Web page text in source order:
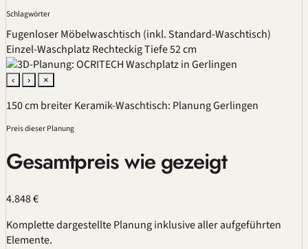
Schlagwörter
Fugenloser Möbelwaschtisch (inkl. Standard-Waschtisch)
Einzel-WaschplatzRechteckigTiefe 52 cm
‹ › ×
150 cm breiter Keramik-Waschtisch: Planung Gerlingen
Preis dieser Planung
Gesamtpreis wie gezeigt
4.848 €
Komplette dargestellte Planung inklusive aller aufgeführten
Elemente.